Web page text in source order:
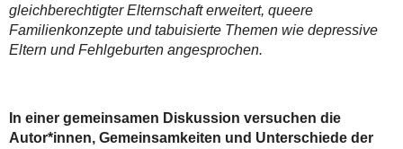
gleichberechtigter Elternschaft erweitert, queere
Familienkonzepte und tabuisierte Themen wie depressive
Eltern und Fehlgeburten angesprochen.
In einer gemeinsamen Diskussion versuchen die
Autor*innen, Gemeinsamkeiten und Unterschiede der